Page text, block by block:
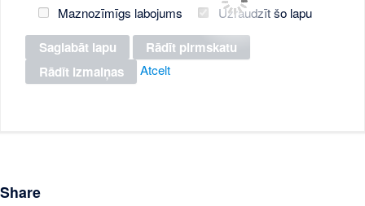
Maznozīmīgs labojums Uzraudzīt šo lapu
Atcelt
Share